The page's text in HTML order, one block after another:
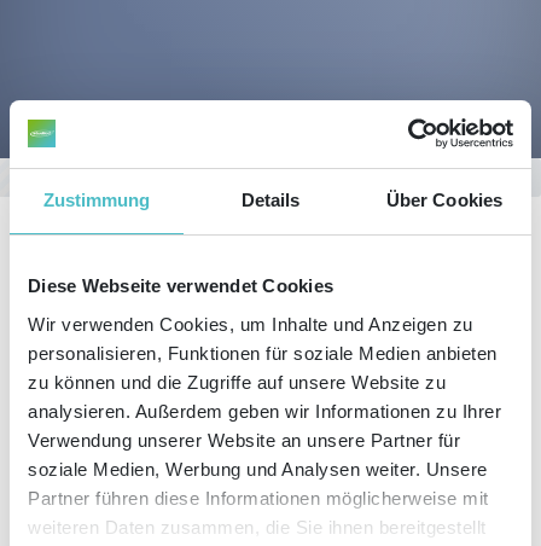
Zustimmung Details Über Cookies
Diese Webseite verwendet Cookies
Wir verwenden Cookies, um Inhalte und Anzeigen zu
personalisieren, Funktionen für soziale Medien anbieten
zu können und die Zugriffe auf unsere Website zu
analysieren. Außerdem geben wir Informationen zu Ihrer
Verwendung unserer Website an unsere Partner für
soziale Medien, Werbung und Analysen weiter. Unsere
Partner führen diese Informationen möglicherweise mit
weiteren Daten zusammen, die Sie ihnen bereitgestellt
KATEGORIEN
LETZTE BEITRÄGE
DIESEN ARTIKEL TEILEN